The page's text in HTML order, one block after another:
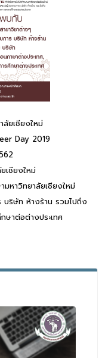
ยเชียงใหม่
Day 2019
เชียงใหม่
มหาวิทยาลัยเชียงใหม่
บริษัท ห้างร้าน รวมไปถึง
ษาต่อต่างประเทศ